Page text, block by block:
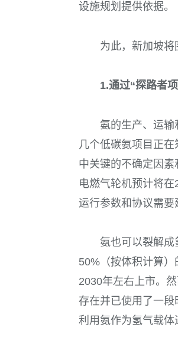
设施规划提供依据。
为此，新加坡将
1.通过“探路者
氨的生产、运
几个低碳氨项目正
中关键的不确定因
电燃气轮机预计将
运行参数和协议需要
氨也可以裂解
50%（按体积计算
2030年左右上市。
存在并已使用了一
利用氨作为氢气载体